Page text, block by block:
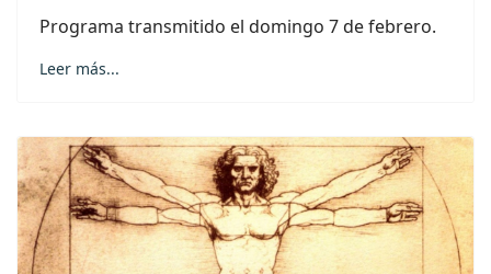
Programa transmitido el domingo 7 de febrero.
Leer más...